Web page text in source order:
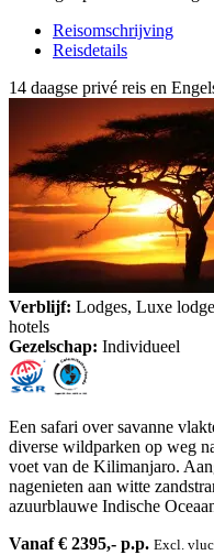
Reisomschrijving
Reisdetails
14 daagse privé reis en
Verblijf: Lodges, Luxe
hotels
Gezelschap: Individueel
Een safari over savanne
diverse wildparken op weg
voet van de Kilimanjaro.
nagenieten aan witte
azuurblauwe Indische
Vanaf € 2395,- p.p. Excl.